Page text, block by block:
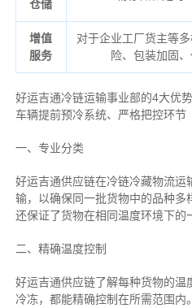
仓储
增值
服务
对于企业工厂货主等
险、包装加固
好运吉通冷链运输事业部的4大优势
车辆提前预冷系统、 严格把控环节
一、专业分类
好运吉通供应链在冷链冷藏物流运
输，以确保同一批货物中的品种多
还保证了货物在相同温度环境下的
二、 精确温度控制
好运吉通供应链了解每种货物的
冷冻，都能精确控制在所需范围